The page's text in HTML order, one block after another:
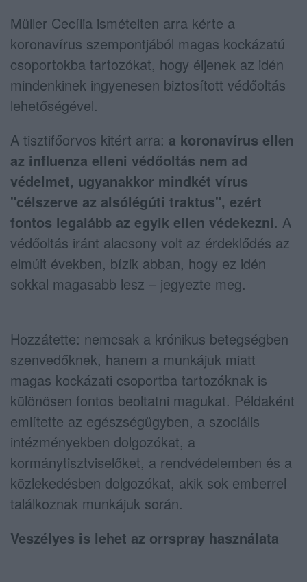
Müller Cecília ismételten arra kérte a
koronavírus szempontjából magas kockázatú
csoportokba tartozókat, hogy éljenek az idén
mindenkinek ingyenesen biztosított védőoltás
lehetőségével.
A tisztifőorvos kitért arra: a koronavírus ellen
az influenza elleni védőoltás nem ad
védelmet, ugyanakkor mindkét vírus
"célszerve az alsólégúti traktus", ezért
fontos legalább az egyik ellen védekezni. A
védőoltás iránt alacsony volt az érdeklődés az
elmúlt években, bízik abban, hogy ez idén
sokkal magasabb lesz – jegyezte meg.
Hozzátette: nemcsak a krónikus betegségben
szenvedőknek, hanem a munkájuk miatt
magas kockázati csoportba tartozóknak is
különösen fontos beoltatni magukat. Példaként
említette az egészségügyben, a szociális
intézményekben dolgozókat, a
kormánytisztviselőket, a rendvédelemben és a
közlekedésben dolgozókat, akik sok emberrel
találkoznak munkájuk során.
Veszélyes is lehet az orrspray használata